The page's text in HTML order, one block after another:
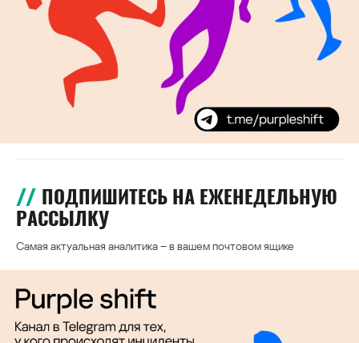
ПОДПИШИТЕСЬ НА ЕЖЕНЕДЕЛЬНУЮ
РАССЫЛКУ
Самая актуальная аналитика – в вашем почтовом ящике